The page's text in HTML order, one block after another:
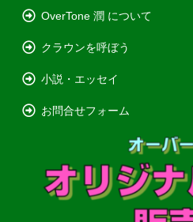
OverTone 潤 について
クラウンを呼ぼう
小説・エッセイ
お問合せフォーム